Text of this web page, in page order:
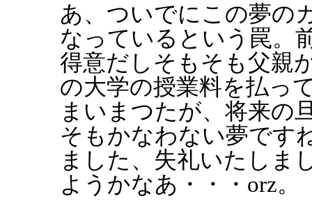
あ、ついでにこの夢の
なっているという罠。
得意だしそもそも父親
の大学の授業料を払っ
まいまつたが、将来の
そもかなわない夢です
ました、失礼いたしま
ようかなあ・・・orz。